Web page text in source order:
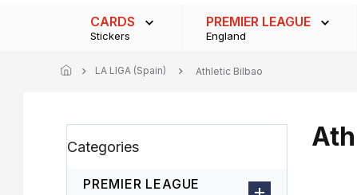
CARDS
Stickers
PREMIER LEAGUE
England
LA LIGA (Spain) Athletic Bilbao
icategories
Categories
PREMIER LEAGUE